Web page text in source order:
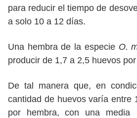
para reducir el tiempo de
a solo 10 a 12 días.
Una hembra de la especie O.
producir de 1,7 a 2,5 huevos
De tal manera que, en
cantidad de huevos varía entre
por hembra, con una